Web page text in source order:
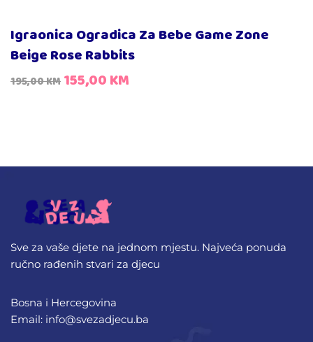
Igraonica Ogradica Za Bebe Game Zone
Beige Rose Rabbits
195,00KM 155,00KM
Sve za vaše djete na jednom mjestu. Najveća ponuda
ručno rađenih stvari za djecu
Bosna i Hercegovina
Email: info@svezadjecu.ba